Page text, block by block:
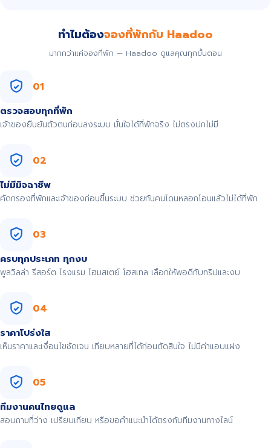
ทำไมต้องจองที่พักกับ Haadoo
มากกว่าแค่จองที่พัก — Haadoo ดูแลคุณทุกขั้นตอน
01
ตรวจสอบทุกที่พัก
เจ้าของยืนยันตัวตนก่อนลงระบบ มั่นใจได้ที่พักจริง ไม่ตรงปกไม่มี
02
ไม่มีมิจฉาชีพ
คัดกรองที่พักและเจ้าของก่อนขึ้นระบบ ช่วยกันคนโดนหลอกโอนแล้วไม่ได้ที่พัก
03
ครบทุกประเภท ทุกงบ
พูลวิลล่า รีสอร์ต โรงแรม โฮมสเตย์ โฮสเทล เลือกให้พอดีกับทริปและงบ
04
ราคาโปร่งใส
เห็นราคาและเงื่อนไขชัดเจน เทียบหลายที่ได้ก่อนตัดสินใจ ไม่มีค่าแอบแฝง
05
ทีมงานคนไทยดูแล
สอบถามที่ว่าง เปรียบเทียบ หรือขอคำแนะนำได้ตรงกับทีมงานทางไลน์